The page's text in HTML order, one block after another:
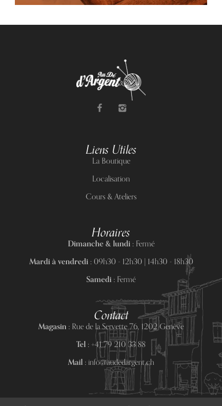
Liens Utiles
La Boutique
Localisation
Cours & Ateliers
Horaires
Dimanche & lundi :Fermé
Mardi à vendredi :09h30 - 12h30 | 14h30 - 18h30
Samedi :Fermé
Contact
Magasin :Rue de la Servette 76, 1202 Genève
Tel :+41 79 210 33 88
Mail :info@audedargent.ch